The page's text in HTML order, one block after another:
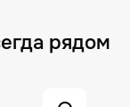
рядом